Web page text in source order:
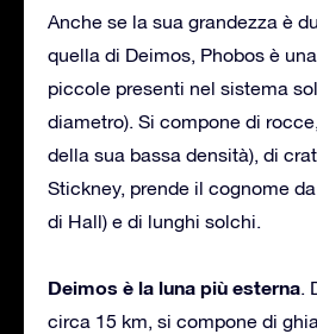
Anche se la sua grandezza è
quella di Deimos, Phobos è
piccole presenti nel sistema
diametro). Si compone di
della sua bassa densità), di
Stickney, prende il cognome
di Hall) e di lunghi solchi.
Deimos è la luna più esterna.
circa 15 km, si compone di